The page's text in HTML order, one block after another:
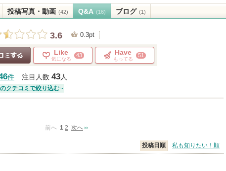
投稿写真・動画 (42) Q&A (16) ブログ (1)
3.6 0.3pt
Like
気になる
43 Have
もってる
51
件 注目人数 43人
クチコミで絞り込む
前へ 1 2 次へ
投稿日順 私も知りたい！順